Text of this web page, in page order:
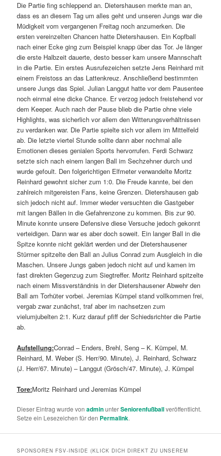
Die Partie fing schleppend an. Dietershausen merkte man an,
dass es an diesem Tag um alles geht und unseren Jungs war die
Müdigkeit vom vergangenen Freitag noch anzumerken. Die
ersten vereinzelten Chancen hatte Dietershausen. Ein Kopfball
nach einer Ecke ging zum Beispiel knapp über das Tor. Je länger
die erste Halbzeit dauerte, desto besser kam unsere Mannschaft
in die Partie. Ein erstes Ausrufezeichen setzte Jens Reinhard mit
einem Freistoss an das Lattenkreuz. Anschließend bestimmten
unsere Jungs das Spiel. Julian Langgut hatte vor dem Pausentee
noch einmal eine dicke Chance. Er verzog jedoch freistehend vor
dem Keeper. Auch nach der Pause blieb die Partie ohne viele
Highlights, was sicherlich vor allem den Witterungsverhältnissen
zu verdanken war. Die Partie spielte sich vor allem im Mittelfeld
ab. Die letzte viertel Stunde sollte dann aber nochmal alle
Emotionen dieses genialen Sports hervorrufen. Ferdi Schwarz
setzte sich nach einem langen Ball im Sechzehner durch und
wurde gefoult. Den folgerichtigen Elfmeter verwandelte Moritz
Reinhard gewohnt sicher zum 1:0. Die Freude kannte, bei den
zahlreich mitgereisten Fans, keine Grenzen. Dietershausen gab
sich jedoch nicht auf. Immer wieder versuchten die Gastgeber
mit langen Bällen in die Gefahrenzone zu kommen. Bis zur 90.
Minute konnte unsere Defensive diese Versuche jedoch gekonnt
verteidigen. Dann war es aber doch soweit. Ein langer Ball in die
Spitze konnte nicht geklärt werden und der Dietershausener
Stürmer spitzelte den Ball an Julius Conrad zum Ausgleich in die
Maschen. Unsere Jungs gaben jedoch nicht auf und kamen im
fast direkten Gegenzug zum Siegtreffer. Moritz Reinhard spitzelte
nach einem Missverständnis in der Dietershausener Abwehr den
Ball am Torhüter vorbei. Jeremias Kümpel stand vollkommen frei,
vergab zwar zunächst, traf aber im nachsetzen zum
vielumjubelten 2:1. Kurz darauf pfiff der Schiedsrichter die Partie
ab.
Aufstellung:Conrad – Enders, Brehl, Seng – K. Kümpel, M.
Reinhard, M. Weber (S. Herr/90. Minute), J. Reinhard, Schwarz
(J. Herr/67. Minute) – Langgut (Grösch/47. Minute), J. Kümpel
Tore:Moritz Reinhard und Jeremias Kümpel
Dieser Eintrag wurde vonadminunterSeniorenfußballveröffentlicht.
Setze ein Lesezeichen für den Permalink.
SPONSOREN FSV-INSIDE (KLICK DICH DIREKT ZU UNSEREM